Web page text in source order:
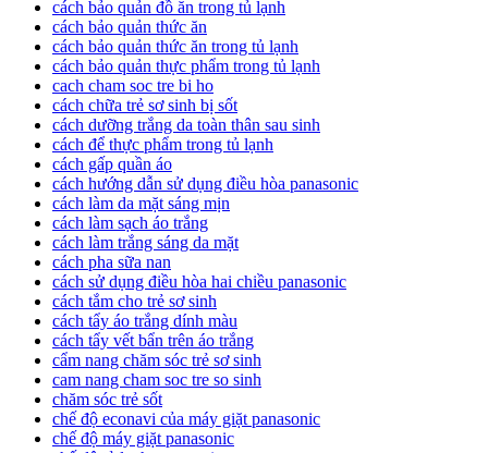
cách bảo quản đồ ăn trong tủ lạnh
cách bảo quản thức ăn
cách bảo quản thức ăn trong tủ lạnh
cách bảo quản thực phẩm trong tủ lạnh
cach cham soc tre bi ho
cách chữa trẻ sơ sinh bị sốt
cách dưỡng trắng da toàn thân sau sinh
cách để thực phẩm trong tủ lạnh
cách gấp quần áo
cách hướng dẫn sử dụng điều hòa panasonic
cách làm da mặt sáng mịn
cách làm sạch áo trắng
cách làm trắng sáng da mặt
cách pha sữa nan
cách sử dụng điều hòa hai chiều panasonic
cách tắm cho trẻ sơ sinh
cách tẩy áo trắng dính màu
cách tẩy vết bẩn trên áo trắng
cẩm nang chăm sóc trẻ sơ sinh
cam nang cham soc tre so sinh
chăm sóc trẻ sốt
chế độ econavi của máy giặt panasonic
chế độ máy giặt panasonic